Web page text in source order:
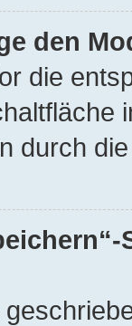
den
die
durch